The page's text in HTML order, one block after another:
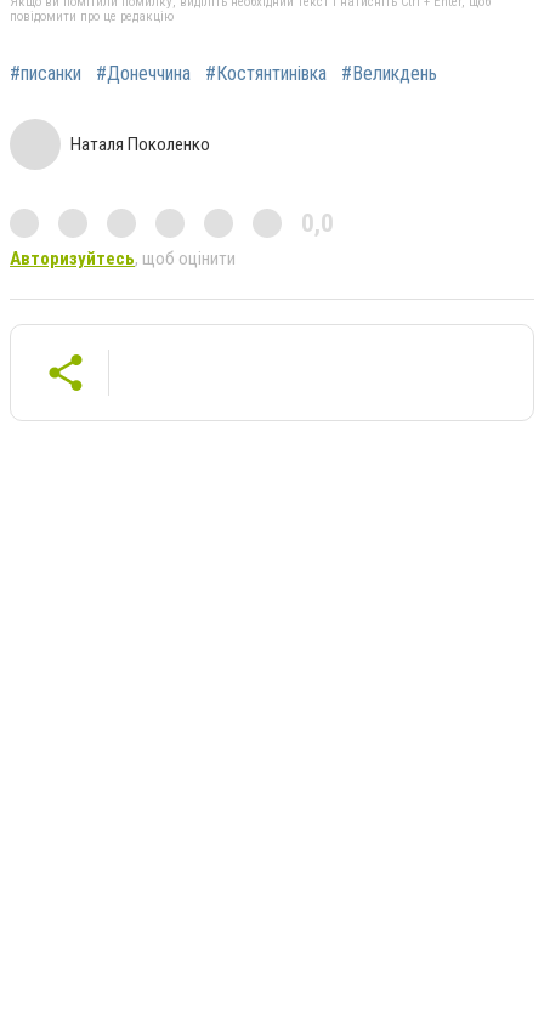
повідомити про це редакцію
#писанки #Донеччина #Костянтинівка #Великдень
Наталя Поколенко
0,0
Авторизуйтесь, щоб оцінити